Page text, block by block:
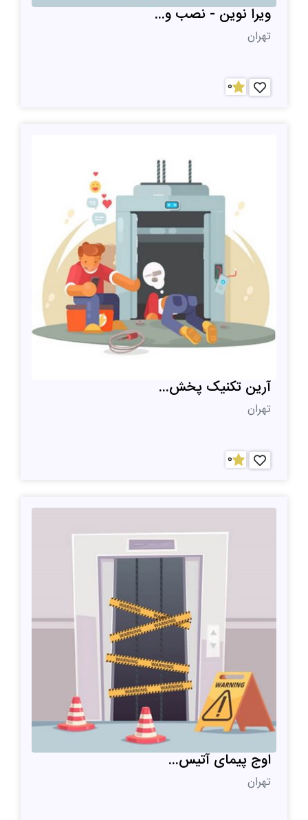
ویرا نوین - نصب و...
تهران
0
آرین تکنیک پخش...
تهران
0
اوج پیمای آتیس...
تهران